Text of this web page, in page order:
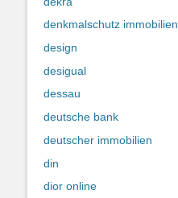
denkmalschutz immobilien
design
desigual
dessau
deutsche bank
deutscher immobilien
din
dior online